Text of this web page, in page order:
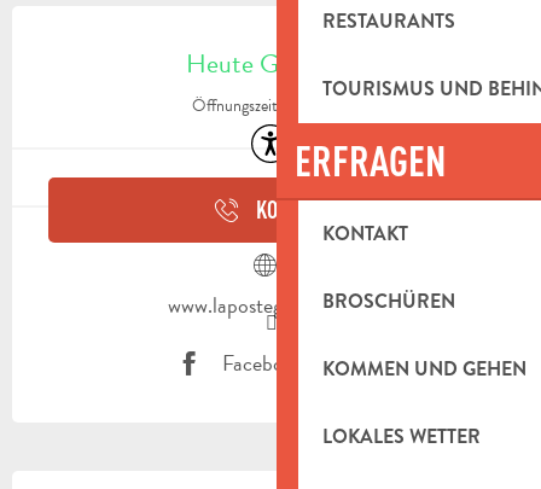
RESTAURANTS
TOURISMUS UND
ERFRAGEN
KONTAKT
BROSCHÜREN
KOMMEN UND GEHEN
LOKALES WETTER
ÖFFNUNGSZEITEN &
Heute Geöffnet
Öffnungszeiten ansehen
Zugänglichkeit
KONTAKT
www.lapostegroupe.com
Facebook Seite